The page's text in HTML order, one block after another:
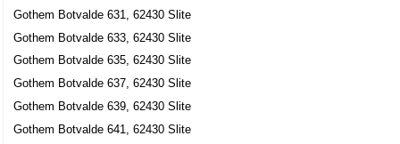
Gothem Botvalde 631, 62430 Slite
Gothem Botvalde 633, 62430 Slite
Gothem Botvalde 635, 62430 Slite
Gothem Botvalde 637, 62430 Slite
Gothem Botvalde 639, 62430 Slite
Gothem Botvalde 641, 62430 Slite